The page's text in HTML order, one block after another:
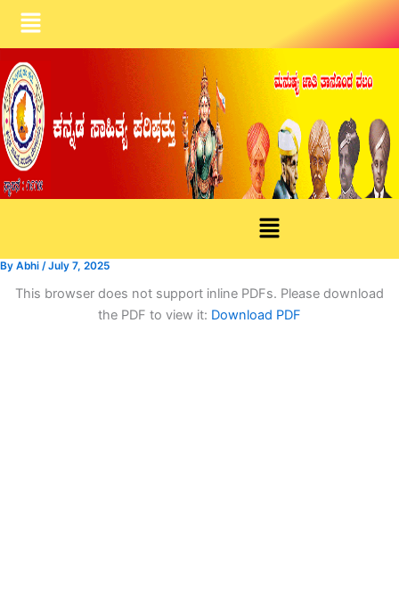
Skip
content
Menu
Menu
By Abhi /July 7, 2025
This browser does not support inline PDFs. Please download
the PDF to view it: Download PDF